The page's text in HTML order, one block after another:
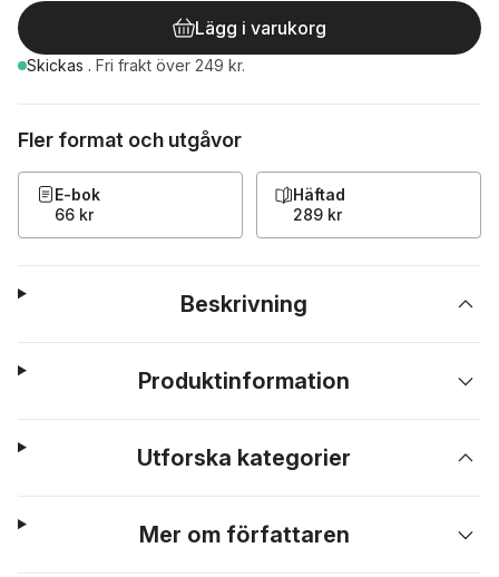
Lägg i varukorg
Skickas . Fri frakt över 249 kr.
Fler format och utgåvor
E-bok
66 kr
Häftad
289 kr
Beskrivning
Produktinformation
Utforska kategorier
Mer om författaren